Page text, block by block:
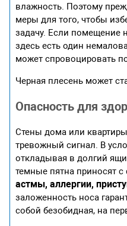
влажность. Поэтому
меры для того, чтобы
задачу. Если помещение
здесь есть один
может спровоцировать
Черная плесень может
Опасность для
Стены дома или
тревожный сигнал. В
откладывая в долгий
темные пятна приносят
астмы, аллергии,
заложенность носа
собой безобидная, на